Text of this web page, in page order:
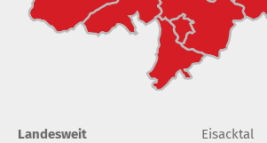
Landesweit
Eisacktal